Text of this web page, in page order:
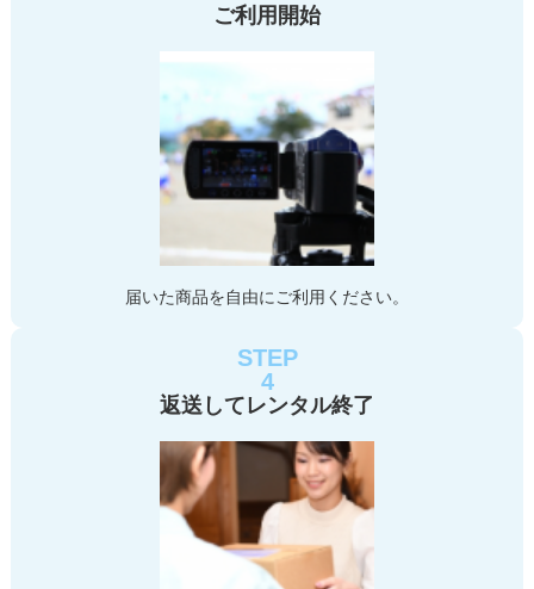
ご利用開始
届いた商品を自由にご利用ください。
STEP
4
返送してレンタル終了